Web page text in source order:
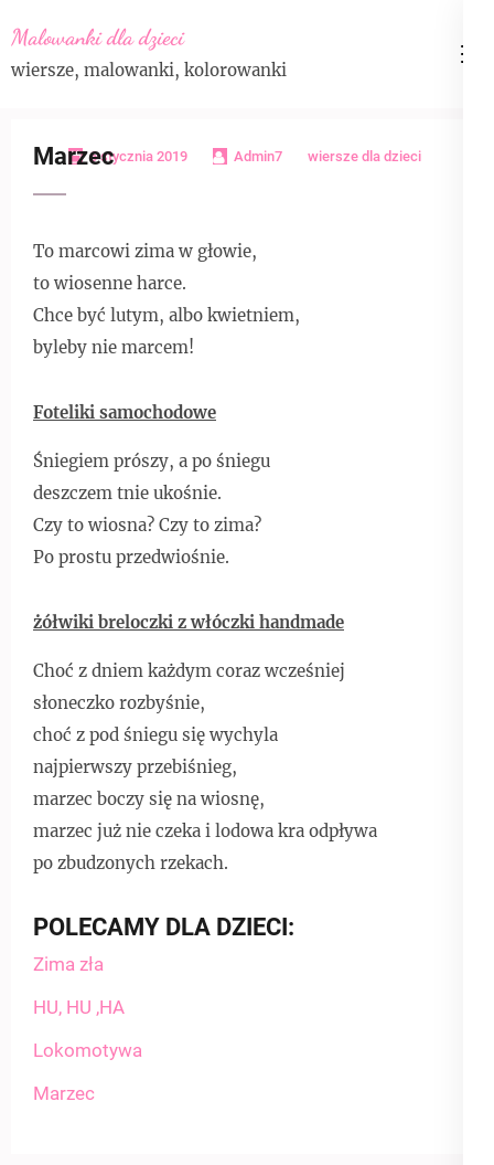
to
content
Enter)
Malowanki dla dzieci
wiersze, malowanki, kolorowanki
6 stycznia 2019 Admin7 wiersze dla dzieci
Marzec
To marcowi zima w głowie,
to wiosenne harce.
Chce być lutym, albo kwietniem,
byleby nie marcem!
Foteliki samochodowe
Śniegiem prószy, a po śniegu
deszczem tnie ukośnie.
Czy to wiosna? Czy to zima?
Po prostu przedwiośnie.
żółwiki breloczki z włóczki handmade
Choć z dniem każdym coraz wcześniej
słoneczko rozbyśnie,
choć z pod śniegu się wychyla
najpierwszy przebiśnieg,
marzec boczy się na wiosnę,
marzec już nie czeka i lodowa kra odpływa
po zbudzonych rzekach.
POLECAMY DLA DZIECI:
Zima zła
HU, HU ,HA
Lokomotywa
Marzec